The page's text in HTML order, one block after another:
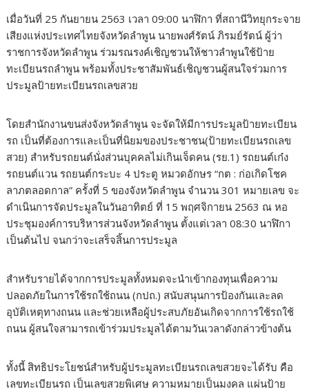
o
k
เมื่อวันที่ 25 กันยายน 2563 เวลา 09:00 นาฬิกา ที่สถานีวิทยุกระจาย
เสียงแห่งประเทศไทยจังหวัดลำพูน นายพงศ์รัตน์ ภิรมย์รัตน์ ผู้ว่า
ราชการจังหวัดลำพูน ร่วมรณรงค์เชิญชวนให้ชาวลำพูนใช้ป้าย
ทะเบียนรถลำพูน พร้อมทั้งประชาสัมพันธ์เชิญชวนผู้สนใจร่วมการ
ประมูลป้ายทะเบียนรถเลขสวย
โดยสำนักงานขนส่งจังหวัดลำพูน จะจัดให้มีการประมูลป้ายทะเบียน
รถ เป็นที่ต้องการและเป็นที่นิยมของประชาชน(ป้ายทะเบียนรถเลข
สวย) สำหรับรถยนต์นั่งส่วนบุคคลไม่เกินเจ็ดคน (รย.1) รถยนต์เก๋ง
รถยนต์แวน รถยนต์กระบะ 4 ประตู หมวดอักษร “กต : ก่อเกิดโชค
ลาภตลอดกาล” ครั้งที่ 5 ของจังหวัดลำพูน จำนวน 301 หมายเลข จะ
ดำเนินการจัดประมูลในวันอาทิตย์ ที่ 15 พฤศจิกายน 2563 ณ หอ
ประชุมองค์การบริหารส่วนจังหวัดลำพูน ตั้งแต่เวลา 08:30 นาฬิกา
เป็นต้นไป จนกว่าจะเสร็จสิ้นการประมูล
สำหรับรายได้จากการประมูลทั้งหมดจะนำเข้ากองทุนเพื่อความ
ปลอดภัยในการใช้รถใช้ถนน (กปถ.) สนับสนุนการป้องกันและลด
อุบัติเหตุทางถนน และช่วยเหลือผู้ประสบภัยอันเกิดจากการใช้รถใช้
ถนน ผู้สนใจสามารถเข้าร่วมประมูลได้ตามวันเวลาดังกล่าวข้างต้น
ทั้งนี้ สิทธิประโยชน์สำหรับผู้ประมูลทะเบียนรถเลขสวยจะได้รับ คือ
เลขทะเบียนรถ เป็นเลขสวยพิเศษ ความหมายเป็นมงคล แผ่นป้าย